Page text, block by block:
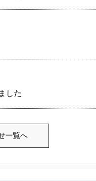
した
一覧へ